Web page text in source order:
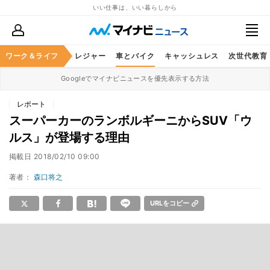
いい仕事は、いい暮らしから
ワーク＆ライフ
スケア グルメ レジャー 車とバイク キャッシュレス 次世代教育
Googleでマイナビニュースを優先表示する方法
レポート
スーパーカーのランボルギーニからSUV「ウ
ルス」が登場する理由
掲載日 2018/02/10 09:00
著者： 森口将之
URLをコピー